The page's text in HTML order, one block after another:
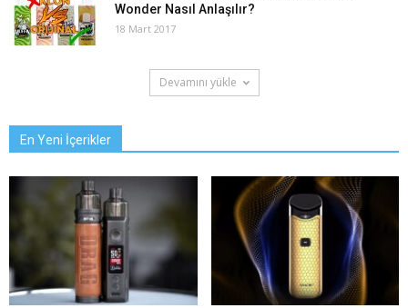
Wonder Nasıl Anlaşılır?
18 Mart 2017
Devamını yükle
En Yeni İçerikler